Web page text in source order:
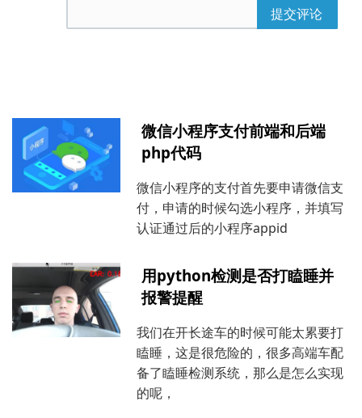
提交评论
微信小程序支付前端和后端
php代码
微信小程序的支付首先要申请微信支
付，申请的时候勾选小程序，并填写
认证通过后的小程序appid
用python检测是否打瞌睡并
报警提醒
我们在开长途车的时候可能太累要打
瞌睡，这是很危险的，很多高端车配
备了瞌睡检测系统，那么是怎么实现
的呢，